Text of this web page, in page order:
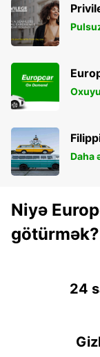
AARHUS -
AARHUS C -
Daha
Niyə
götürmək?
24